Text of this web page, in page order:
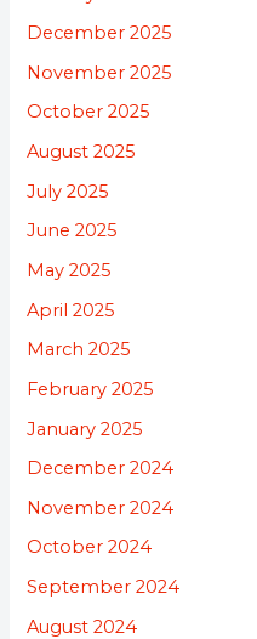
December 2025
November 2025
October 2025
August 2025
July 2025
June 2025
May 2025
April 2025
March 2025
February 2025
January 2025
December 2024
November 2024
October 2024
September 2024
August 2024